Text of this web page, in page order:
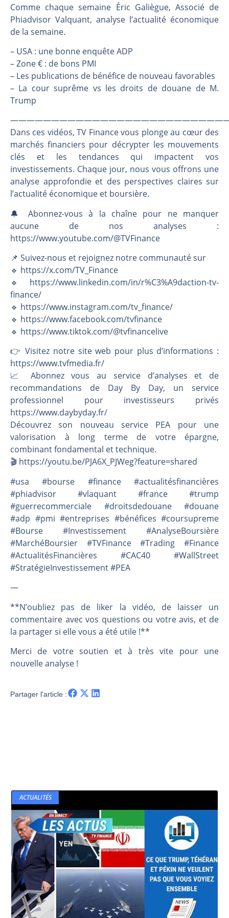
Pourquoi le monde entier vacille en même temps cette semaine ? | par Louis-Antoine Michelet
Comme chaque semaine Éric Galiègue, Associé de
Phiadvisor Valquant, analyse l’actualité économique
de la semaine.
– USA : une bonne enquête ADP
– Zone € : de bons PMI
– Les publications de bénéfice de nouveau favorables
– La cour suprême vs les droits de douane de M.
Trump
Dans ces vidéos, TV Finance vous plonge au cœur des
marchés financiers pour décrypter les mouvements
clés et les tendances qui impactent vos
investissements. Chaque jour, nous vous offrons une
analyse approfondie et des perspectives claires sur
l’actualité économique et boursière.
🔔 Abonnez-vous à la chaîne pour ne manquer
aucune de nos analyses :
https://www.youtube.com/@TVFinance
📌 Suivez-nous et rejoignez notre communauté sur
🔹 https://x.com/TV_Finance
🔹 https://www.linkedin.com/in/r%C3%A9daction-tv-
finance/
🔹 https://www.instagram.com/tv_finance/
🔹 https://www.facebook.com/tvfinance
🔹 https://www.tiktok.com/@tvfinancelive
👉️ Visitez notre site web pour plus d’informations :
https://www.tvfmedia.fr/
📈 Abonnez vous au service d’analyses et de
recommandations de Day By Day, un service
professionnel pour investisseurs privés
https://www.daybyday.fr/
Découvrez son nouveau service PEA pour une
valorisation à long terme de votre épargne,
combinant fondamental et technique.
🎬️ https://youtu.be/PJA6X_PJWeg?feature=shared
#usa #bourse #finance #actualitésfinancières
#phiadvisor #vlaquant #france #trump
#guerrecommerciale #droitsdedouane #douane
#adp #pmi #entreprises #bénéfices #coursupreme
#Bourse #Investissement #AnalyseBoursière
#MarchéBoursier #TVFinance #Trading #Finance
#ActualitésFinancières #CAC40 #WallStreet
#StratégieInvestissement #PEA
—
**N’oubliez pas de liker la vidéo, de laisser un
commentaire avec vos questions ou votre avis, et de
la partager si elle vous a été utile !**
Merci de votre soutien et à très vite pour une
nouvelle analyse !
Partager l'article :
ACTUALITÉS